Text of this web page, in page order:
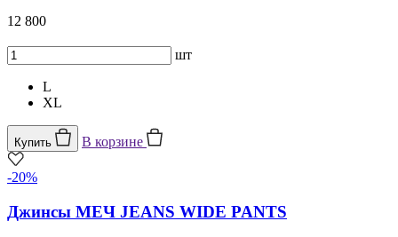
12 800
шт
L
XL
Купить В корзине
-20%
Джинсы МЕЧ JEANS WIDE PANTS